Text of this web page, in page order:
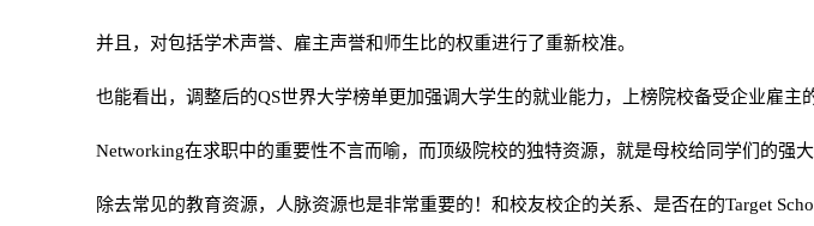
并且，对包括学术声誉、雇主声誉和师生比的权重进行了重新校准。
也能看出，调整后的QS世界大学榜单更加强调大学生的就业能力，上榜院校备受企业雇主
Networking在求职中的重要性不言而喻，而顶级院校的独特资源，就是母校给同学们的强大
除去常见的教育资源，人脉资源也是非常重要的！和校友校企的关系、是否在的Target